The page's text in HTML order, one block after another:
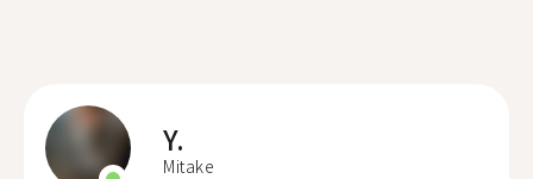
Y.
Mitake